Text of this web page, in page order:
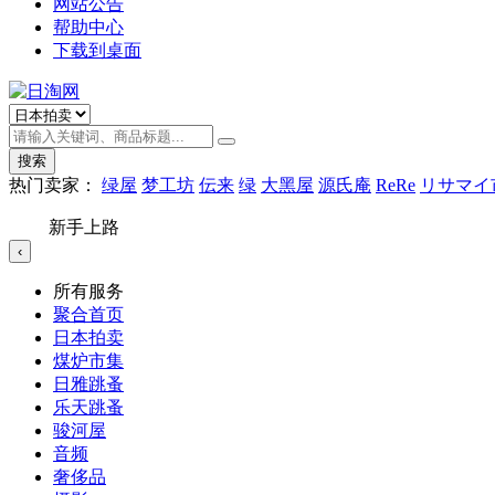
网站公告
帮助中心
下载到桌面
搜索
热门卖家： 绿屋 梦工坊 伝来 绿 大黑屋 源氏庵 ReRe リサマ
新手上路
‹
所有服务
聚合首页
日本拍卖
煤炉市集
日雅跳蚤
乐天跳蚤
骏河屋
音频
奢侈品